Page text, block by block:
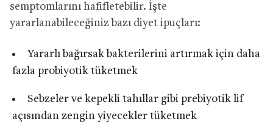
semptomlarını hafifletebilir. İşte
yararlanabileceğiniz bazı diyet ipuçları:
Yararlı bağırsak bakterilerini artırmak için daha
fazla probiyotik tüketmek
Sebzeler ve kepekli tahıllar gibi prebiyotik lif
açısından zengin yiyecekler tüketmek